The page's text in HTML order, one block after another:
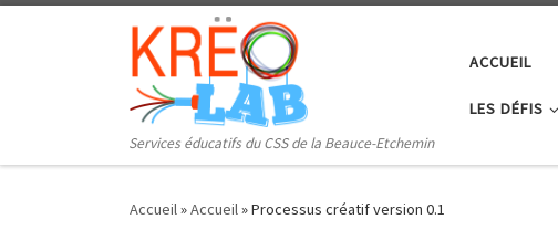
Skip to content
Services éducatifs du CSS de la Beauce-Etchemin
ACCUEIL
LES DÉFIS
Accueil»Accueil»Processus créatif version 0.1